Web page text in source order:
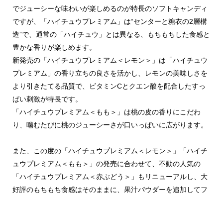
でジューシーな味わいが楽しめるのが特長のソフトキャンディ
ですが、「ハイチュウプレミアム」は“センターと糖衣の2層構
造”で、通常の「ハイチュウ」とは異なる、もちもちした食感と
豊かな香りが楽しめます。
新発売の「ハイチュウプレミアム＜レモン＞」は「ハイチュウ
プレミアム」の香り立ちの良さを活かし、レモンの美味しさを
より引きたてる品質で、ビタミンCとクエン酸を配合したすっ
ぱい刺激が特長です。
「ハイチュウプレミアム＜もも＞」は桃の皮の香りにこだわ
り、噛むたびに桃のジューシーさが口いっぱいに広がります。
また、この度の「ハイチュウプレミアム＜レモン＞」「ハイチ
ュウプレミアム＜もも＞」の発売に合わせて、不動の人気の
「ハイチュウプレミアム＜赤ぶどう＞」もリニューアルし、大
好評のもちもち食感はそのままに、果汁パウダーを追加してフ